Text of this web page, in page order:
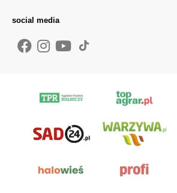
social media